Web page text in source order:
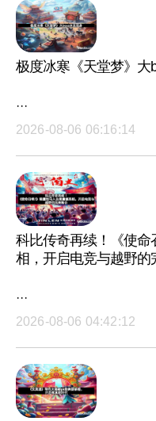
极度冰寒《天堂梦》大
···
2026-08-06 06:16:14
科比传奇再续！《使
相，开启电竞与越野的
···
2026-08-06 04:42:12